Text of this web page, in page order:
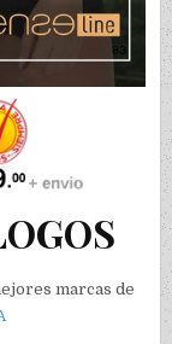
marcas de